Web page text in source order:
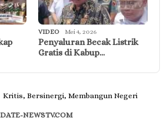
VIDEO Mei 4, 2026
Penyaluran Becak Listrik
Gratis di Kabup…
NEWSTV.COM